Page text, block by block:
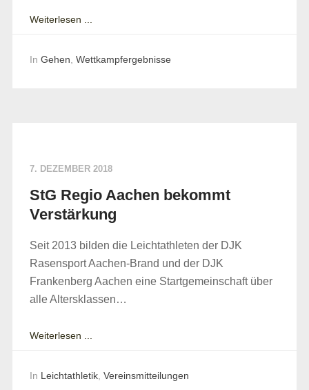
Weiterlesen ...
In Gehen Wettkampfergebnisse
7. DEZEMBER 2018
StG Regio Aachen bekommt
Verstärkung
Seit 2013 bilden die Leichtathleten der DJK
Rasensport Aachen-Brand und der DJK
Frankenberg Aachen eine Startgemeinschaft über
alle Altersklassen…
Weiterlesen ...
In Leichtathletik, Vereinsmitteilungen